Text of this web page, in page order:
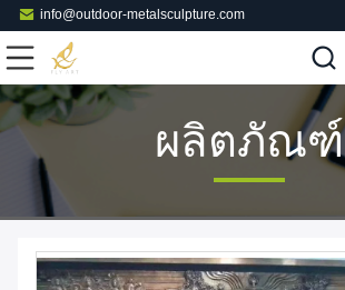
info@outdoor-metalsculpture.com
ผลิตภัณฑ์